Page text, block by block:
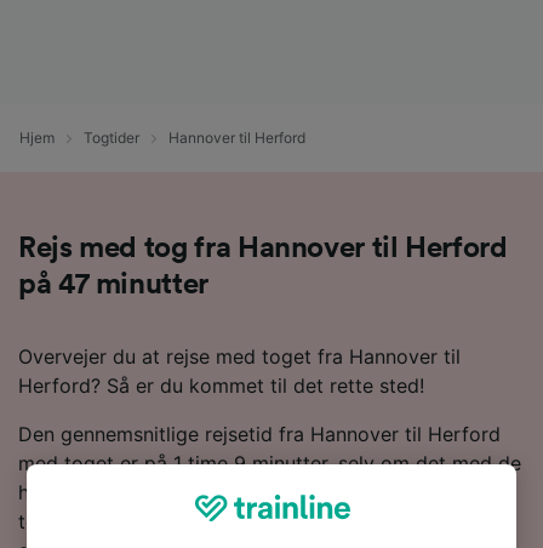
Hjem Togtider Hannover til Herford
Rejs med tog fra Hannover til Herford
på 47 minutter
Overvejer du at rejse med toget fra Hannover til
Herford? Så er du kommet til det rette sted!
Den gennemsnitlige rejsetid fra Hannover til Herford
med toget er på 1 time 9 minutter, selv om det med de
hurtigste tjenester kun tager 47 minutter. Omkring 34
tog om dagen kører de 79 km mellem disse to